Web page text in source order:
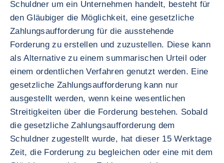
Schuldner um ein Unternehmen handelt, besteht für
den Gläubiger die Möglichkeit, eine gesetzliche
Zahlungsaufforderung für die ausstehende
Forderung zu erstellen und zuzustellen. Diese kann
als Alternative zu einem summarischen Urteil oder
einem ordentlichen Verfahren genutzt werden. Eine
gesetzliche Zahlungsaufforderung kann nur
ausgestellt werden, wenn keine wesentlichen
Streitigkeiten über die Forderung bestehen. Sobald
die gesetzliche Zahlungsaufforderung dem
Schuldner zugestellt wurde, hat dieser 15 Werktage
Zeit, die Forderung zu begleichen oder eine mit dem